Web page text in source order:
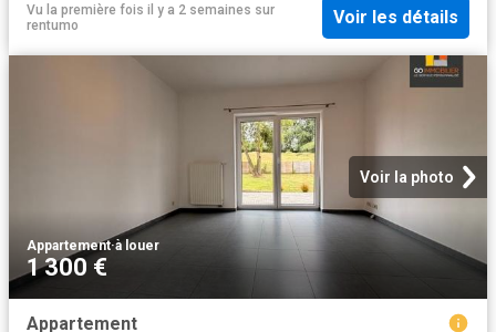
Vu la première fois il y a 2 semaines sur
rentumo
Voir les détails
Voir la photo
Appartement·à louer
1 300 €
Appartement